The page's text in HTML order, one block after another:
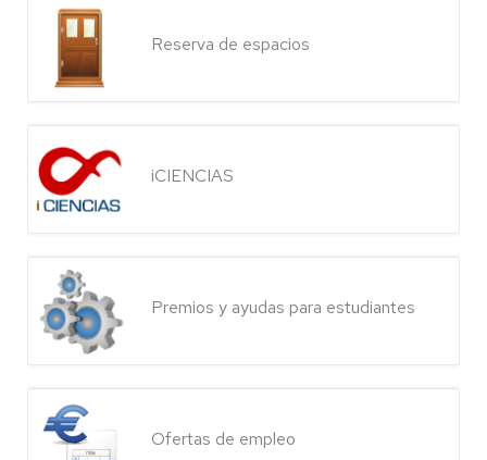
Reserva de espacios
iCIENCIAS
Premios y ayudas para estudiantes
Ofertas de empleo